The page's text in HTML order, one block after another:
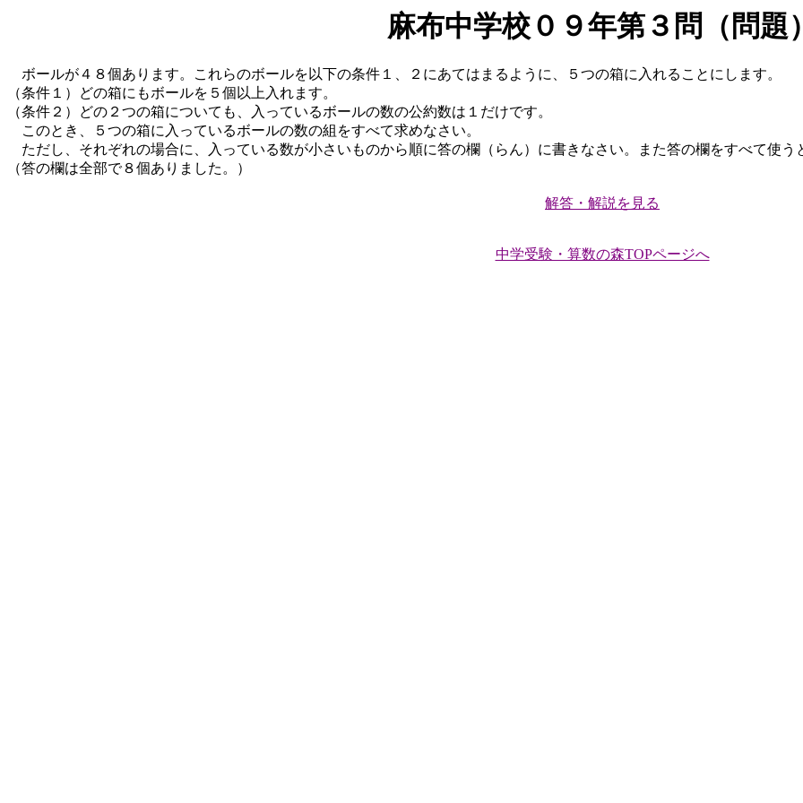
麻布中学校０９年第３問（問題）
ボールが４８個あります。これらのボールを以下の条件１、２にあてはまるように、５つの箱に入れることにします。
（条件１）どの箱にもボールを５個以上入れます。
（条件２）どの２つの箱についても、入っているボールの数の公約数は１だけです。
このとき、５つの箱に入っているボールの数の組をすべて求めなさい。
ただし、それぞれの場合に、入っている数が小さいものから順に答の欄（らん）に書きなさい。また答の欄をすべて使う
（答の欄は全部で８個ありました。）
解答・解説を見る
中学受験・算数の森TOPページへ